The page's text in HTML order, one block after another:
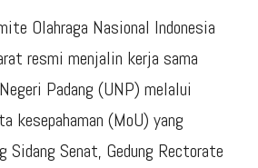
Olahraga Nasional Indonesia
resmi menjalin kerja sama
Padang (UNP) melalui
kesepahaman (MoU) yang
Sidang Senat, Gedung Rectorate